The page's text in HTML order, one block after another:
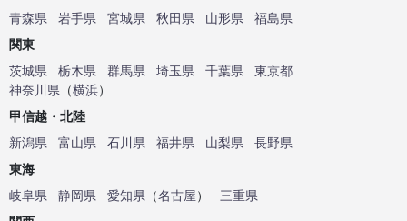
青森県
岩手県 宮城県 秋田県 山形県
福島県
関東
茨城県
栃木県 群馬県 埼玉県 千葉県
東京都
神奈川県 （横浜）
甲信越・北陸
新潟県
富山県 石川県 福井県 山梨県
長野県
東海
岐阜県
静岡県 愛知県 （名古屋）
三重県